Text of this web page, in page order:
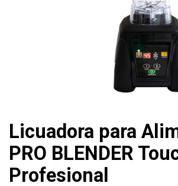
Licuadora para
PRO BLENDER
Profesional